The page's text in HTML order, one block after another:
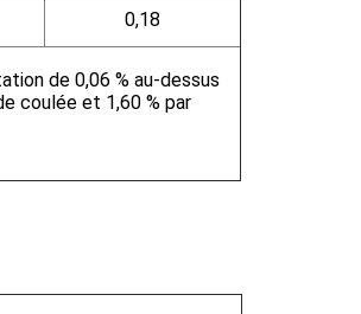
0,18
de 0,06 % au-dessus
coulée et 1,60 % par